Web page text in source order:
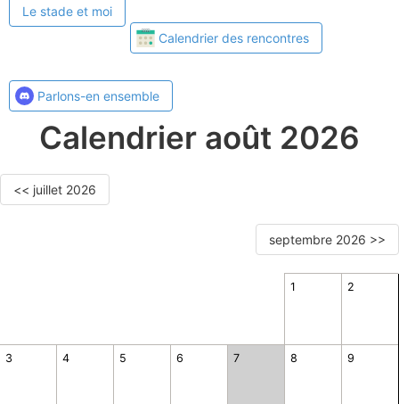
Le stade et moi
Calendrier des rencontres
Parlons-en ensemble
Calendrier août 2026
<< juillet 2026
septembre 2026 >>
1 2
3 4 5 6 7 8 9